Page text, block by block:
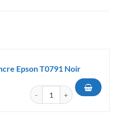
Epson T0791 Noir
quantité de Cartouche d'encre